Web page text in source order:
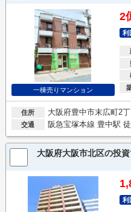
一棟売りマンション
2
利
住所 大阪府豊中市末広町2丁
交通 阪急宝塚本線 豊中駅
大阪府大阪市北区の投
利